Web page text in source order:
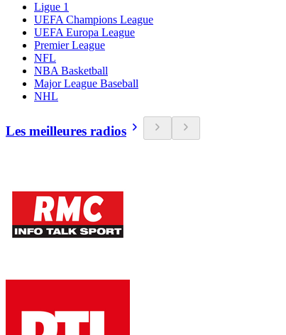
Ligue 1
UEFA Champions League
UEFA Europa League
Premier League
NFL
NBA Basketball
Major League Baseball
NHL
Les meilleures radios